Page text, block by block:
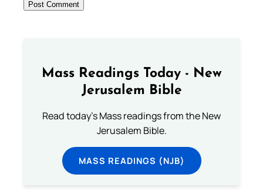
Mass Readings Today - New
Jerusalem Bible
Read today's Mass readings from the New
Jerusalem Bible.
MASS READINGS (NJB)